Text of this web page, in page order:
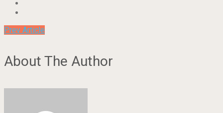
Prev Article
About The Author